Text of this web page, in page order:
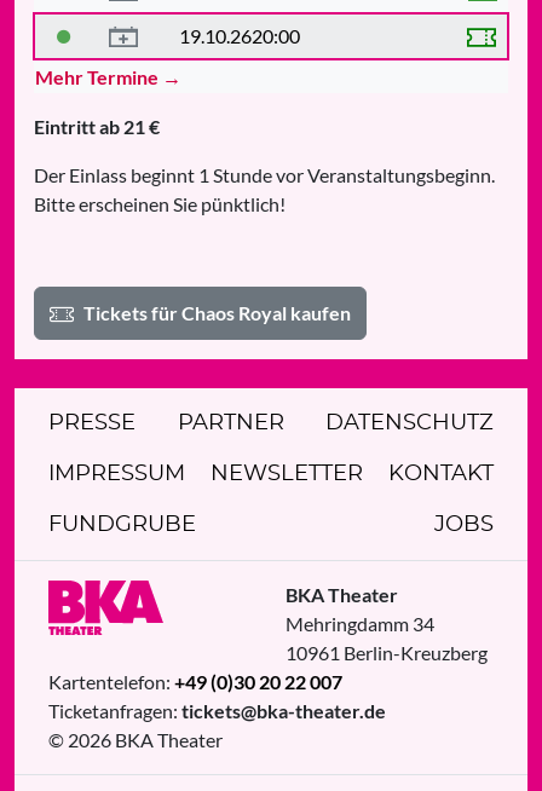
19.10.2620:00
Mehr Termine →
Eintritt ab 21 €
Der Einlass beginnt 1 Stunde vor Veranstaltungsbeginn.
Bitte erscheinen Sie pünktlich!
Tickets für Chaos Royal kaufen
PRESSE PARTNER DATENSCHUTZ
IMPRESSUM NEWSLETTER KONTAKT
FUNDGRUBE JOBS
BKA Theater
Mehringdamm 34
10961 Berlin-Kreuzberg
Kartentelefon: +49 (0)30 20 22 007
Ticketanfragen: tickets@bka-theater.de
© 2026 BKA Theater